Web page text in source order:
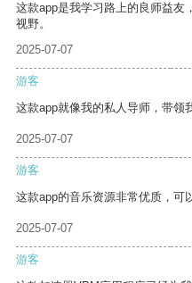
这款app是我学习路上的良师益友
视野。
2025-07-07
游客
这款app就像我的私人导师，带领
2025-07-07
游客
这款app的音乐资源非常优质，可
2025-07-07
游客